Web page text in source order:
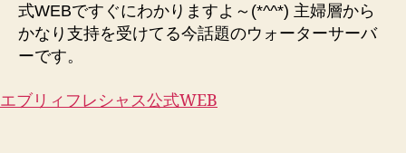
式WEBですぐにわかりますよ～(*^^*) 主婦層から
かなり支持を受けてる今話題のウォーターサーバ
ーです。
エブリィフレシャス公式WEB